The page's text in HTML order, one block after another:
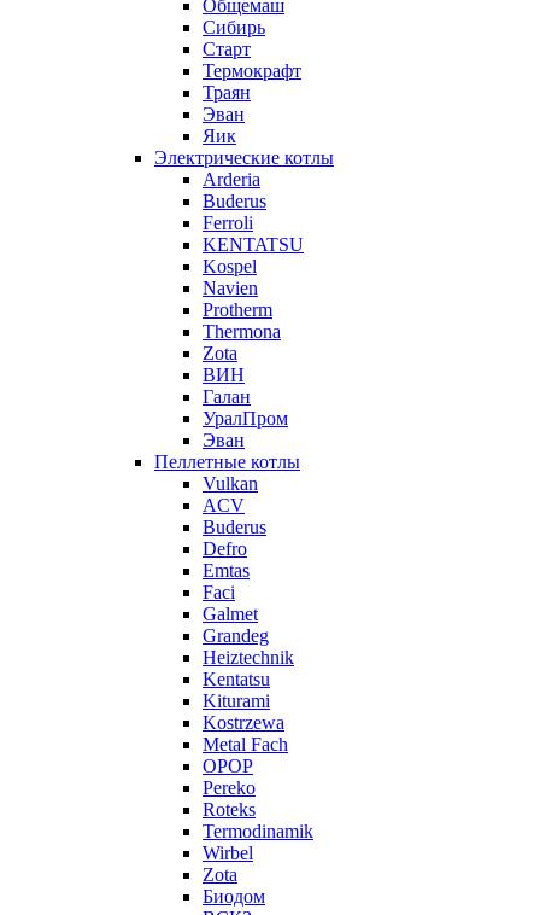
Общемаш
Сибирь
Старт
Термокрафт
Траян
Эван
Яик
Электрические котлы
Arderia
Buderus
Ferroli
KENTATSU
Kospel
Navien
Protherm
Thermona
Zota
ВИН
Галан
УралПром
Эван
Пеллетные котлы
Vulkan
ACV
Buderus
Defro
Emtas
Faci
Galmet
Grandeg
Heiztechnik
Kentatsu
Kiturami
Kostrzewa
Metal Fach
OPOP
Pereko
Roteks
Termodinamik
Wirbel
Zota
Биодом